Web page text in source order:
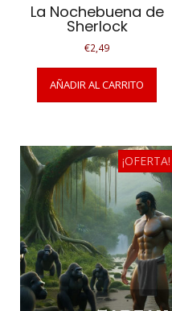
La Nochebuena de
Sherlock
€2,49
AÑADIR AL CARRITO
¡OFERTA!